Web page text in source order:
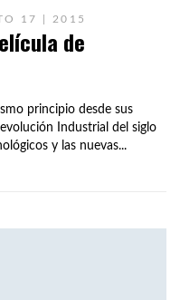
17 | 2015
de
principio desde sus
Industrial del siglo
y las nuevas...